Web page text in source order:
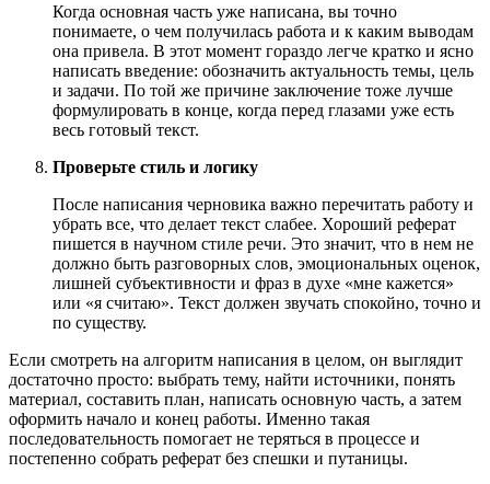
Когда основная часть уже написана, вы точно
понимаете, о чем получилась работа и к каким выводам
она привела. В этот момент гораздо легче кратко и ясно
написать введение: обозначить актуальность темы, цель
и задачи. По той же причине заключение тоже лучше
формулировать в конце, когда перед глазами уже есть
весь готовый текст.
Проверьте стиль и логику
После написания черновика важно перечитать работу и
убрать все, что делает текст слабее. Хороший реферат
пишется в научном стиле речи. Это значит, что в нем не
должно быть разговорных слов, эмоциональных оценок,
лишней субъективности и фраз в духе «мне кажется»
или «я считаю». Текст должен звучать спокойно, точно и
по существу.
Если смотреть на алгоритм написания в целом, он выглядит
достаточно просто: выбрать тему, найти источники, понять
материал, составить план, написать основную часть, а затем
оформить начало и конец работы. Именно такая
последовательность помогает не теряться в процессе и
постепенно собрать реферат без спешки и путаницы.